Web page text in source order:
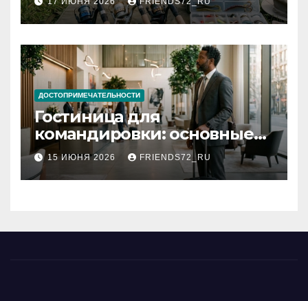
типы
ДОСТОПРИМЕЧАТЕЛЬНОСТИ
Гостиница для
командировки: основные
критерии выбора
15 ИЮНЯ 2026 FRIENDS72_RU